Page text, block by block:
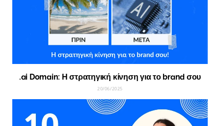
.ai Domain: Η στρατηγική κίνηση για το brand σου
20/06/2025